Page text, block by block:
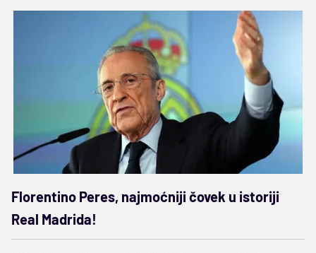
Florentino Peres, najmoćniji čovek u istoriji
Real Madrida!